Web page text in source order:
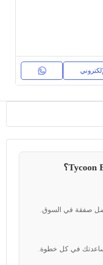
صفقة في السوق.
في كل خطوة.